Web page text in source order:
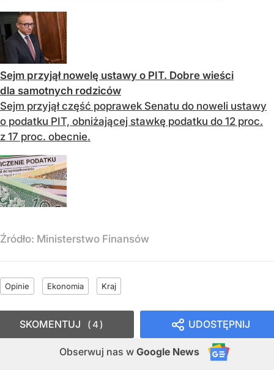
Sejm przyjął nowelę ustawy o PIT. Dobre wieści
dla samotnych rodziców
Sejm przyjął część poprawek Senatu do noweli ustawy
o podatku PIT, obniżającej stawkę podatku do 12 proc.
z 17 proc. obecnie.
Źródło: Ministerstwo Finansów
Opinie Ekonomia Kraj
UDOSTĘPNIJ
Obserwuj nas w Google News
SKOMENTUJ 4